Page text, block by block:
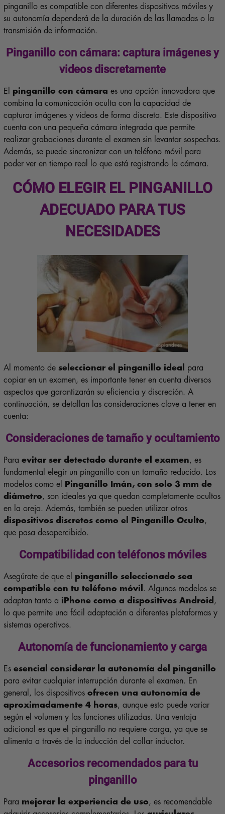
pinganillo es compatible con diferentes dispositivos móviles y
su autonomía dependerá de la duración de las llamadas o la
transmisión de información.
Pinganillo con cámara: captura imágenes y
videos discretamente
El pinganillo con cámara es una opción innovadora que
combina la comunicación oculta con la capacidad de
capturar imágenes y videos de forma discreta. Este dispositivo
cuenta con una pequeña cámara integrada que permite
realizar grabaciones durante el examen sin levantar sospechas.
Además, se puede sincronizar con un teléfono móvil para
poder ver en tiempo real lo que está registrando la cámara.
CÓMO ELEGIR EL PINGANILLO
ADECUADO PARA TUS
NECESIDADES
Al momento de seleccionar el pinganillo ideal
para
copiar en un examen, es importante tener en cuenta diversos
aspectos que garantizarán su eficiencia y discreción. A
continuación, se detallan las consideraciones clave a tener en
cuenta:
Consideraciones de tamaño y ocultamiento
Para evitar ser detectado durante el examen, es
fundamental elegir un pinganillo con un tamaño reducido. Los
modelos como el
Pinganillo Imán, con solo 3 mm de
diámetro, son ideales ya que quedan completamente ocultos
en la oreja. Además, también se pueden utilizar otros
dispositivos discretos como el Pinganillo Oculto,
que pasa desapercibido.
Compatibilidad con teléfonos móviles
Asegúrate de que el pinganillo seleccionado sea
compatible con tu teléfono móvil . Algunos modelos se
adaptan tanto a iPhone como a dispositivos Android ,
lo que permite una fácil adaptación a diferentes plataformas y
sistemas operativos.
Autonomía de funcionamiento y carga
Es esencial considerar la autonomía del pinganillo
para evitar cualquier interrupción durante el examen. En
general, los dispositivos ofrecen una autonomía de
aproximadamente 4 horas, aunque esto puede variar
según el volumen y las funciones utilizadas. Una ventaja
adicional es que el pinganillo no requiere carga, ya que se
alimenta a través de la inducción del collar inductor.
Accesorios recomendados para tu
pinganillo
Para mejorar la experiencia de uso, es recomendable